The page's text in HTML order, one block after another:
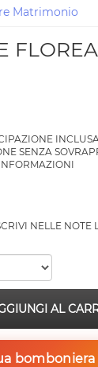
Matrimonio
SENZA
NELLE NOTE
AL
bomboniera